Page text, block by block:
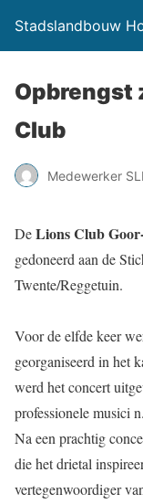
Stadslandbouw
Opbrengst
Club
Medewerker
DeLions Club
gedoneerd aan de
Twente/Reggetuin.
Voor de elfde keer
georganiseerd in het
werd het concert
professionele musici
Na een prachtig
die het drietal
vertegenwoordiger